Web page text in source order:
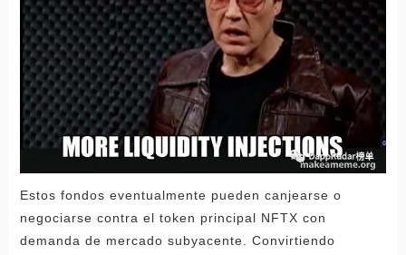
Estos fondos eventualmente pueden canjearse o
negociarse contra el token principal NFTX con
demanda de mercado subyacente. Convirtiendo